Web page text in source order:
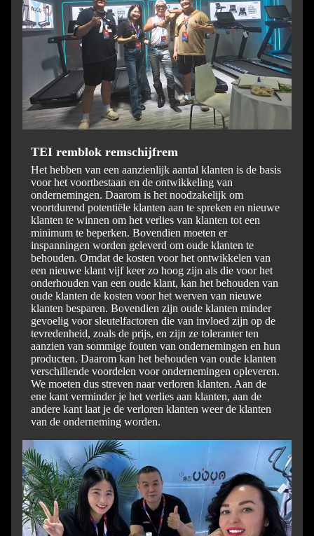
TEI remblok remschijfrem
Het hebben van een aanzienlijk aantal klanten is de basis
voor het voortbestaan ​​en de ontwikkeling van
ondernemingen. Daarom is het noodzakelijk om
voortdurend potentiële klanten aan te spreken en nieuwe
klanten te winnen om het verlies van klanten tot een
minimum te beperken. Bovendien moeten er
inspanningen worden geleverd om oude klanten te
behouden. Omdat de kosten voor het ontwikkelen van
een nieuwe klant vijf keer zo hoog zijn als die voor het
onderhouden van een oude klant, kan het behouden van
oude klanten de kosten voor het werven van nieuwe
klanten besparen. Bovendien zijn oude klanten minder
gevoelig voor sleutelfactoren die van invloed zijn op de
tevredenheid, zoals de prijs, en zijn ze toleranter ten
aanzien van sommige fouten van ondernemingen en hun
producten. Daarom kan het behouden van oude klanten
verschillende voordelen voor ondernemingen opleveren.
We moeten dus streven naar verloren klanten. Aan de
ene kant verminder je het verlies aan klanten, aan de
andere kant laat je de verloren klanten weer de klanten
van de onderneming worden.